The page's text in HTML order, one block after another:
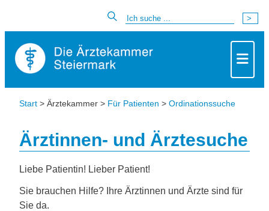
Start > Ärztekammer > Für Patienten > Ordinationssuche
Ärztinnen- und Ärztesuche
Liebe Patientin! Lieber Patient!
Sie brauchen Hilfe? Ihre Ärztinnen und Ärzte sind für
Sie da.